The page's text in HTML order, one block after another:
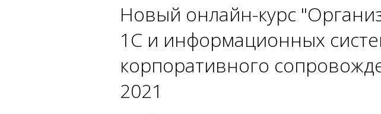
Новый онлайн-курс
1С и информационных
корпоративного
2021